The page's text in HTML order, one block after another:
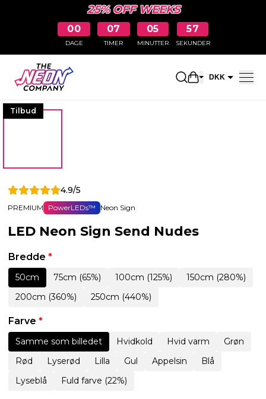
25% OFF WEEKS
00
DAGE
07
TIMER
05
MINUTTER
56
SEKUNDER
Åbn DKK
Tilbud
4.9/5
PREMIUM PowerLEDs™ Neon Sign
LED Neon Sign Send Nudes
Bredde *
50cm 75cm (65%) 100cm (125%)
150cm (280%)
200cm (360%)
250cm (440%)
Farve *
Samme som billedet Hvidkold Hvid varm
Grøn
Rød
Lyserød Lilla Gul Appelsin
Blå
Lyseblå
Fuld farve (22%)